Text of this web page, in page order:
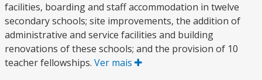
facilities, boarding and staff accommodation in twelve
secondary schools; site improvements, the addition of
administrative and service facilities and building
renovations of these schools; and the provision of 10
teacher fellowships. Ver mais